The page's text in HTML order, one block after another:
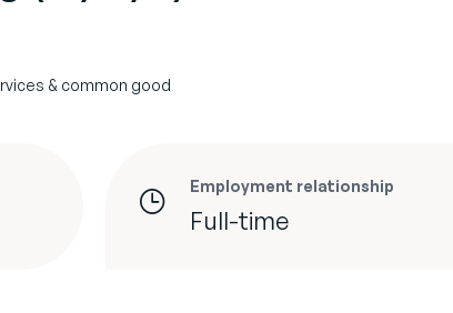
& common good
Employment relationship
Full-time